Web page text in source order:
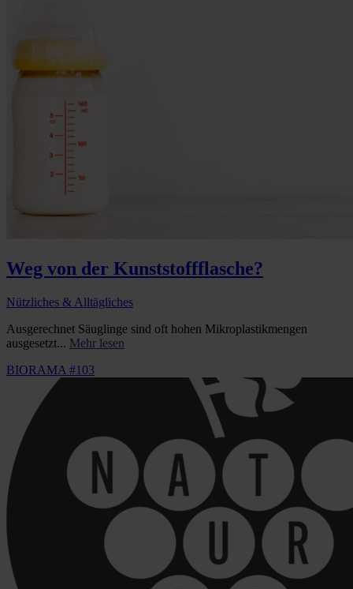
Weg von der Kunststoffflasche?
Nützliches & Alltägliches
Ausgerechnet Säuglinge sind oft hohen Mikroplastikmengen
ausgesetzt... Mehr lesen
BIORAMA #103